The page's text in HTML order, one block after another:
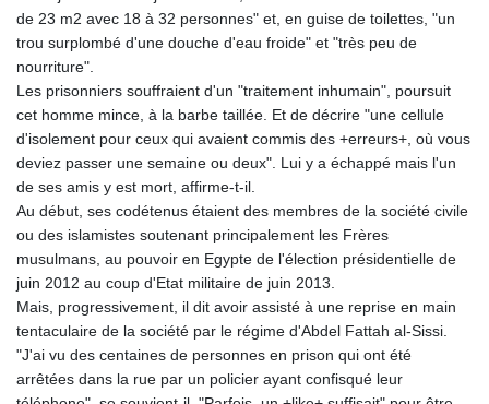
de 23 m2 avec 18 à 32 personnes" et, en guise de toilettes, "un
trou surplombé d'une douche d'eau froide" et "très peu de
nourriture".
Les prisonniers souffraient d'un "traitement inhumain", poursuit
cet homme mince, à la barbe taillée. Et de décrire "une cellule
d'isolement pour ceux qui avaient commis des +erreurs+, où vous
deviez passer une semaine ou deux". Lui y a échappé mais l'un
de ses amis y est mort, affirme-t-il.
Au début, ses codétenus étaient des membres de la société civile
ou des islamistes soutenant principalement les Frères
musulmans, au pouvoir en Egypte de l'élection présidentielle de
juin 2012 au coup d'Etat militaire de juin 2013.
Mais, progressivement, il dit avoir assisté à une reprise en main
tentaculaire de la société par le régime d'Abdel Fattah al-Sissi.
"J'ai vu des centaines de personnes en prison qui ont été
arrêtées dans la rue par un policier ayant confisqué leur